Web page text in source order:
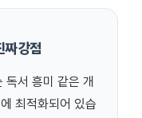
짜 강점
독서 흥미 같은 개
최적화되어 있습